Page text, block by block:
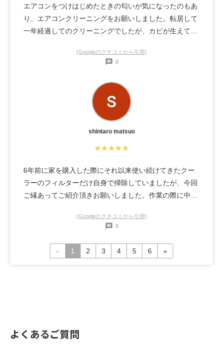
エアコンをつけはじめたときの匂いが気になったのもあ
り、エアコンクリーニングをお願いしました。転居して
一年経過してのクリーニングでしたが、カビが生えてる
くださいました。狭い部屋なのですが、ほかの家具等が
だきました。クリーニング後は匂いも気にぬらなくなり
エアコンの効きもよい気がします。やっぱりプロにお願
いするのがいいですね。また次回もお願いしようと思い
ます。ありがとうございました。
(Googleのクチコミから引用)
0
shintaro matsuo
★★★★★
6年前に家を購入した際にそれ以来使い続けてきたクー
ラーのフィルターだけ自身で掃除していましたが、今回
ご縁あってご紹介頂きお願いしました。作業の際に中を
で鳥肌が立ちました…。作業の手際がとっても良く、終
りました。クーラーも冷え方が格別に良くなり、価格以
上のお仕事をしてくださり今後もお願いしたいです。
(Googleのクチコミから引用)
0
« 1 2 3 4 5 6 »
よくあるご質問